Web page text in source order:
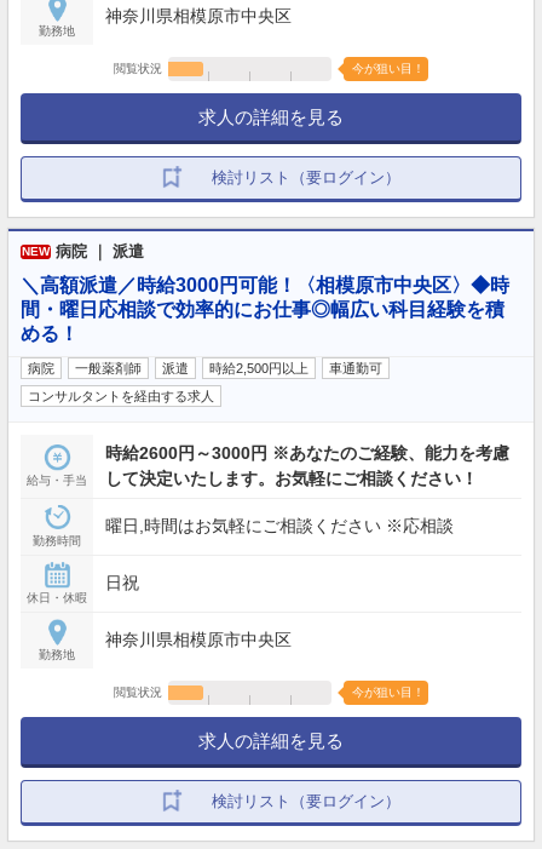
勤務地
神奈川県相模原市中央区
閲覧状況 今が狙い目！
求人の詳細を見る
検討リスト（要ログイン）
NEW 病院 ｜ 派遣
＼高額派遣／時給3000円可能！〈相模原市中央区〉◆時
間・曜日応相談で効率的にお仕事◎幅広い科目経験を積
める！
病院 一般薬剤師 派遣 時給2,500円以上
車通勤可
コンサルタントを経由する求人
給与・手当
時給2600円～3000円 ※あなたのご経験、能力を考慮
して決定いたします。お気軽にご相談ください！
勤務時間
曜日,時間はお気軽にご相談ください ※応相談
休日・休暇
日祝
勤務地
神奈川県相模原市中央区
閲覧状況 今が狙い目！
求人の詳細を見る
検討リスト（要ログイン）